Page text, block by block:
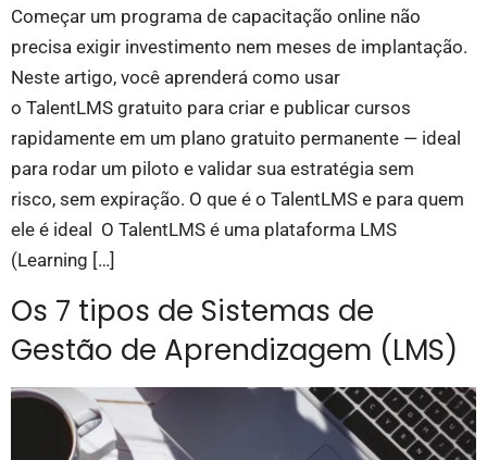
Começar um programa de capacitação online não
precisa exigir investimento nem meses de implantação.
Neste artigo, você aprenderá como usar
o TalentLMS gratuito para criar e publicar cursos
rapidamente em um plano gratuito permanente — ideal
para rodar um piloto e validar sua estratégia sem
risco, sem expiração. O que é o TalentLMS e para quem
ele é ideal O TalentLMS é uma plataforma LMS
(Learning […]
Os 7 tipos de Sistemas de
Gestão de Aprendizagem (LMS)